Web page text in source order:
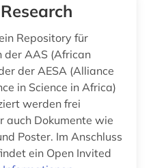
(1)
Repository für
der AAS (African
der AESA (Alliance
in Science in Africa)
werden frei
auch Dokumente wie
Poster. Im Anschluss
ein Open Invited